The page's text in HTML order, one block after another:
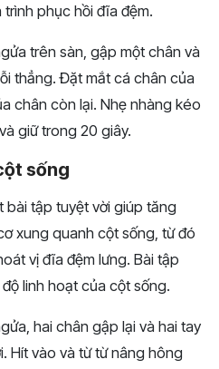
phục hồi đĩa đệm.
trên sàn, gập một chân và
thẳng. Đặt mắt cá chân của
chân còn lại. Nhẹ nhàng kéo
giữ trong 20 giây.
sống
bài tập tuyệt vời giúp tăng
xung quanh cột sống, từ đó
vị đĩa đệm lưng. Bài tập
linh hoạt của cột sống.
hai chân gập lại và hai tay
Hít vào và từ từ nâng hông